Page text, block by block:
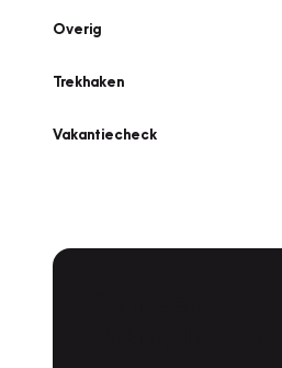
Overig
Trekhaken
Vakantiecheck